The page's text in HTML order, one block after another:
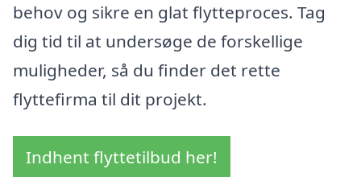
behov og sikre en glat flytteproces. Tag
dig tid til at undersøge de forskellige
muligheder, så du finder det rette
flyttefirma til dit projekt.
Indhent flyttetilbud her!